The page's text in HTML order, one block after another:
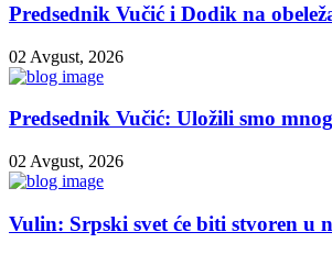
Predsednik Vučić i Dodik na
02 Avgust, 2026
Predsednik Vučić: Uložili smo
02 Avgust, 2026
Vulin: Srpski svet će biti stvoren u